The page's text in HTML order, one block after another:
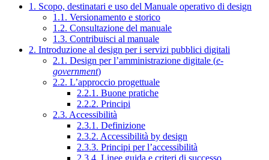
1. Scopo, destinatari e uso del Manuale operativo di design
1.1. Versionamento e storico
1.2. Consultazione del manuale
1.3. Contribuisci al manuale
2. Introduzione al design per i servizi pubblici digitali
2.1. Design per l’amministrazione digitale (e-
government)
2.2. L’approccio progettuale
2.2.1. Buone pratiche
2.2.2. Principi
2.3. Accessibilità
2.3.1. Definizione
2.3.2. Accessibilità by design
2.3.3. Principi per l’accessibilità
2.3.4. Linee guida e criteri di successo